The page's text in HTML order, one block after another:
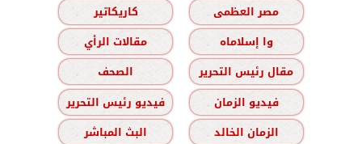
مصر العظمى
كاريكاتير
وا إسلاماه
مقالات الرأي
مقال رئيس التحرير
الصحف
فيديو الزمان
فيديو رئيس التحرير
الزمان الخالد
البث المباشر